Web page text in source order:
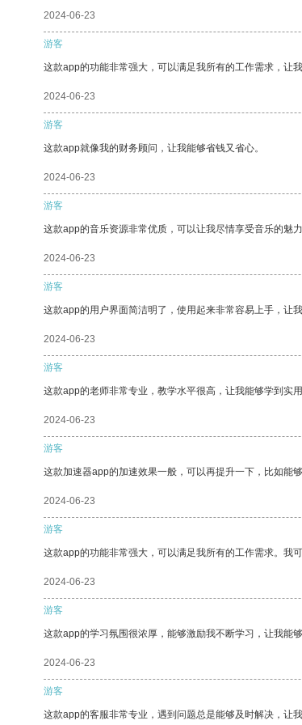
2024-06-23
游客
这款app的功能非常强大，可以满足我所有的工作需求，让
2024-06-23
游客
这款app就像我的财务顾问，让我能够省钱又省心。
2024-06-23
游客
这款app的音乐资源非常优质，可以让我尽情享受音乐的魅力
2024-06-23
游客
这款app的用户界面简洁明了，使用起来非常容易上手，让
2024-06-23
游客
这款app的老师非常专业，教学水平很高，让我能够学到实用
2024-06-23
游客
这款加速器app的加速效果一般，可以再提升一下，比如能
2024-06-23
游客
这款app的功能非常强大，可以满足我所有的工作需求。我
2024-06-23
游客
这款app的学习氛围很浓厚，能够激励我不断学习，让我能够
2024-06-23
游客
这款app的客服非常专业，遇到问题总是能够及时解决，让我